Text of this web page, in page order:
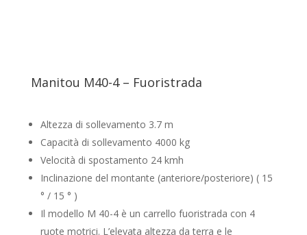
Manitou M40-4 – Fuoristrada
Altezza di sollevamento 3.7 m
Capacità di sollevamento 4000 kg
Velocità di spostamento 24 kmh
Inclinazione del montante (anteriore/posteriore) ( 15
° / 15 ° )
Il modello M 40-4 è un carrello fuoristrada con 4
ruote motrici. L’elevata altezza da terra e le